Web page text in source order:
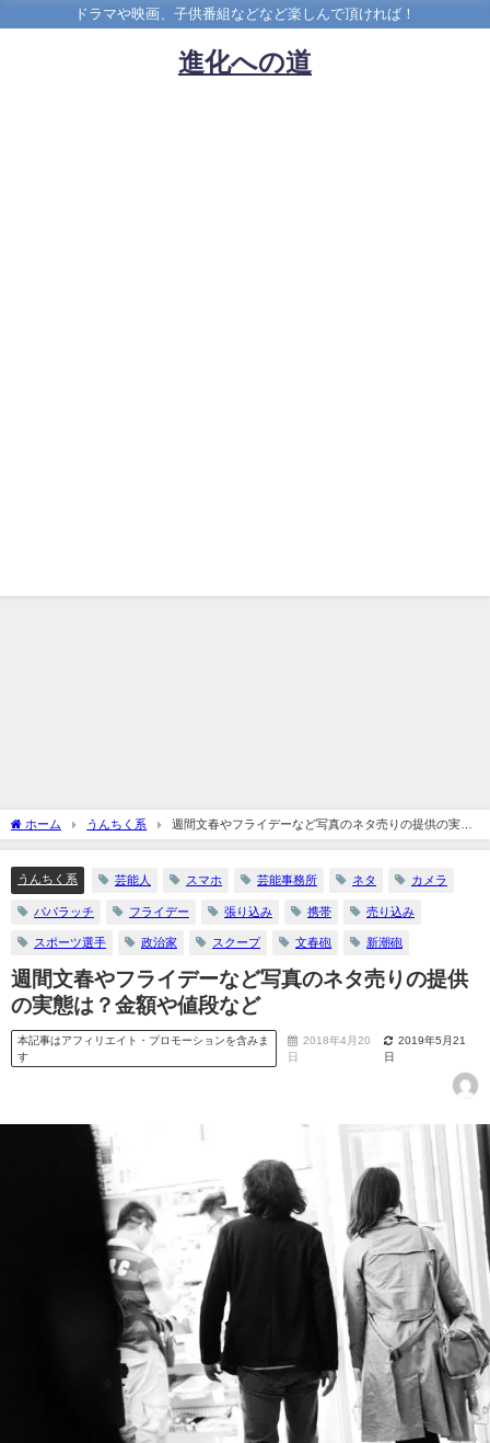
ドラマや映画、子供番組などなど楽しんで頂ければ！
進化への道
ホーム うんちく系
週間文春やフライデーなど写真のネタ売りの提供の実態
は？金額や値段など
うんちく系 芸能人 スマホ 芸能事務所 ネタ カメラ
パパラッチ フライデー 張り込み 携帯 売り込み
スポーツ選手 政治家 スクープ 文春砲 新潮砲
週間文春やフライデーなど写真のネタ売りの提供
の実態は？金額や値段など
本記事はアフィリエイト・プロモーションを含みま
す
2018年4月20
日
2019年5月21
日